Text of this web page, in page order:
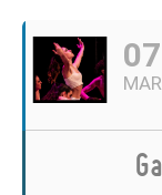
07
MAR